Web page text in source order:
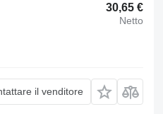
30,65 €
Netto
il venditore